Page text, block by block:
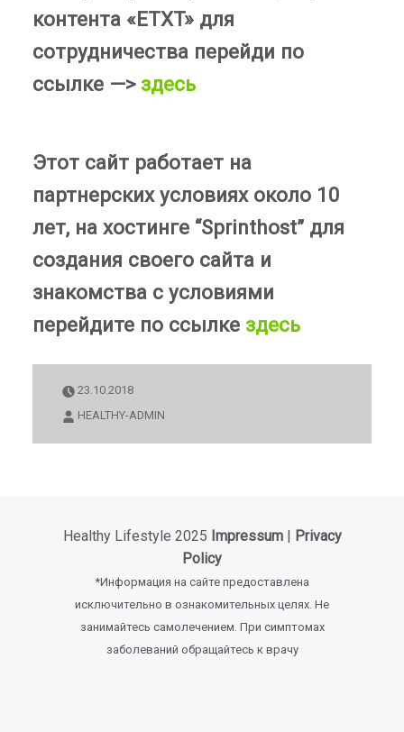
контента «ETXT» для
сотрудничества перейди по
ссылке —> здесь
Этот сайт работает на
партнерских условиях около 10
лет, на хостинге “Sprinthost” для
создания своего сайта и
знакомства с условиями
перейдите по ссылке здесь
23.10.2018
HEALTHY-ADMIN
Healthy Lifestyle 2025 Impressum| Privacy
Policy
*Информация на сайте предоставлена
исключительно в ознакомительных целях. Не
занимайтесь самолечением. При симптомах
заболеваний обращайтесь к врачу